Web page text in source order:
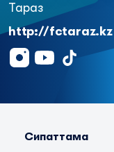
Тараз
http://fctaraz.kz
Сипаттама